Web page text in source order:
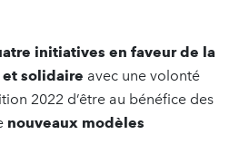
initiatives en faveur de la
solidaire avec une volonté
2022 d’être au bénéfice des
nouveaux modèles